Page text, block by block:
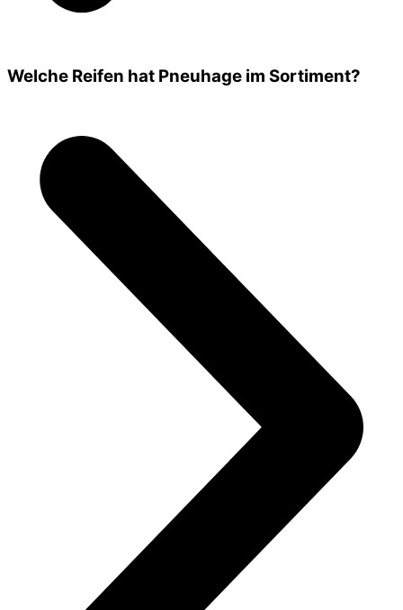
Welche Reifen hat Pneuhage im Sortiment?